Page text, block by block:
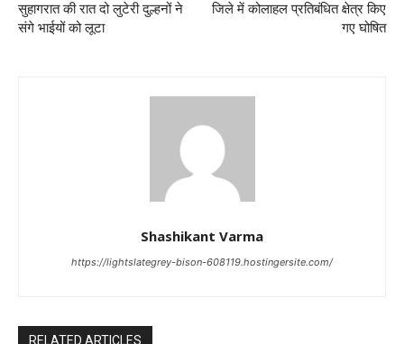
सुहागरात की रात दो लुटेरी दुल्हनों ने
संगे भाईयों को लूटा
जिले में कोलाहल प्रतिबंधित क्षेत्र किए
गए घोषित
Shashikant Varma
https://lightslategrey-bison-608119.hostingersite.com/
RELATED ARTICLES